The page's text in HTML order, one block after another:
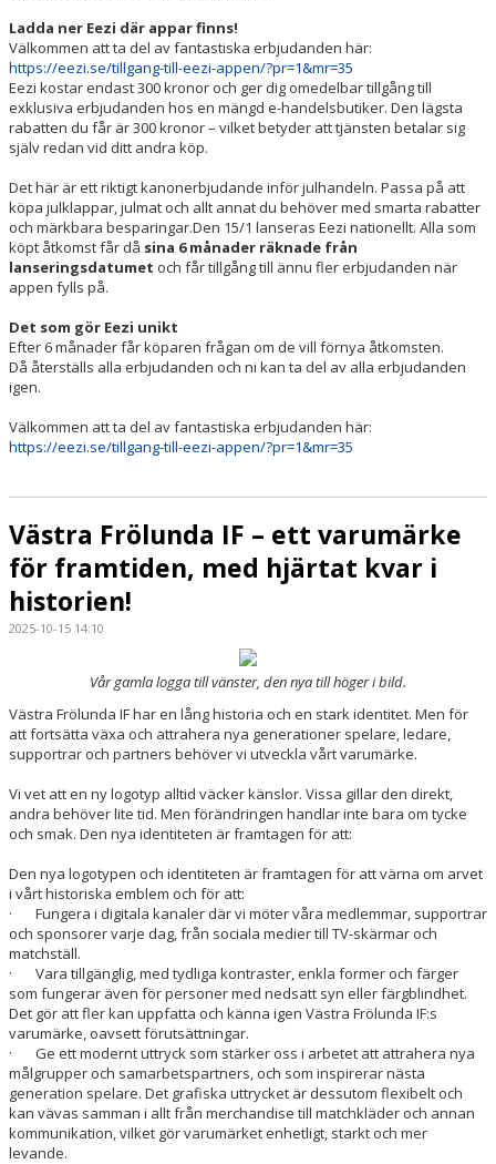
Ladda ner Eezi där appar finns!
Välkommen att ta del av fantastiska erbjudanden här:
https://eezi.se/tillgang-till-eezi-appen/?pr=1&mr=35
Eezi kostar endast 300 kronor och ger dig omedelbar tillgång till
exklusiva erbjudanden hos en mängd e-handelsbutiker. Den lägsta
rabatten du får är 300 kronor – vilket betyder att tjänsten betalar sig
själv redan vid ditt andra köp.
Det här är ett riktigt kanonerbjudande inför julhandeln. Passa på att
köpa julklappar, julmat och allt annat du behöver med smarta rabatter
och märkbara besparingar.Den 15/1 lanseras Eezi nationellt. Alla som
köpt åtkomst får då sina 6 månader räknade från
lanseringsdatumet och får tillgång till ännu fler erbjudanden när
appen fylls på.
Det som gör Eezi unikt
Efter 6 månader får köparen frågan om de vill förnya åtkomsten.
Då återställs alla erbjudanden och ni kan ta del av alla erbjudanden
igen.
Välkommen att ta del av fantastiska erbjudanden här:
https://eezi.se/tillgang-till-eezi-appen/?pr=1&mr=35
Västra Frölunda IF – ett varumärke
för framtiden, med hjärtat kvar i
historien!
2025-10-15 14:10
Vår gamla logga till vänster, den nya till höger i bild.
Västra Frölunda IF har en lång historia och en stark identitet. Men för
att fortsätta växa och attrahera nya generationer spelare, ledare,
supportrar och partners behöver vi utveckla vårt varumärke.
Vi vet att en ny logotyp alltid väcker känslor. Vissa gillar den direkt,
andra behöver lite tid. Men förändringen handlar inte bara om tycke
och smak. Den nya identiteten är framtagen för att:
Den nya logotypen och identiteten är framtagen för att värna om arvet
i vårt historiska emblem och för att:
· Fungera i digitala kanaler där vi möter våra medlemmar, supportrar
och sponsorer varje dag, från sociala medier till TV-skärmar och
matchställ.
· Vara tillgänglig, med tydliga kontraster, enkla former och färger
som fungerar även för personer med nedsatt syn eller färgblindhet.
Det gör att fler kan uppfatta och känna igen Västra Frölunda IF:s
varumärke, oavsett förutsättningar.
· Ge ett modernt uttryck som stärker oss i arbetet att attrahera nya
målgrupper och samarbetspartners, och som inspirerar nästa
generation spelare. Det grafiska uttrycket är dessutom flexibelt och
kan vävas samman i allt från merchandise till matchkläder och annan
kommunikation, vilket gör varumärket enhetligt, starkt och mer
levande.